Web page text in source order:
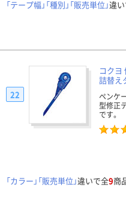
「テープ幅」「種別」「販売単位」違
コクヨ
詰替え
ペンケ
型修正
です。
22
「カラー」「販売単位」違いで全9商